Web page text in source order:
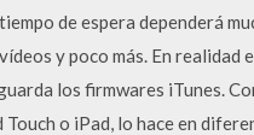
de espera dependerá
y poco más. En
los firmwares iTunes.
o iPad, lo hace en